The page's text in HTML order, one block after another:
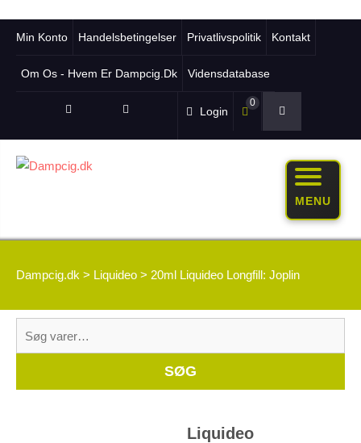
Min Konto Handelsbetingelser Privatlivspolitik Kontakt
Om Os - Hvem Er Dampcig.dk Vidensdatabase
Login
0
MENU
Dampcig.dk > Liquideo > 20ml Liquideo Longfill: Joplin
SØG
Liquideo